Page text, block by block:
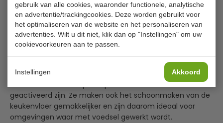
gebruik van alle cookies, waaronder functionele, analytische
en advertentie/trackingcookies. Deze worden gebruikt voor
het optimaliseren van de website en het personaliseren van
advertenties. Wilt u dit niet, klik dan op "Instellingen" om uw
cookievoorkeuren aan te passen.
Instellingen Akkoord
Ofbetaal20,57in 3 termijnenmet Klarna
Deze wielen zijn ontworpen voor de RVS werktafels van
om te monteren onder werktafels of om te bewaren als
reserve. Het maakt werktafels eenvoudig te verplaatsen,
maar houdt ze ook op hun plek wanneer de remmen
geactiveerd zijn. Ze maken ook het schoonmaken van de
keukenvloer gemakkelijker en zijn daarom ideaal voor
omgevingen waar met voedsel gewerkt wordt.